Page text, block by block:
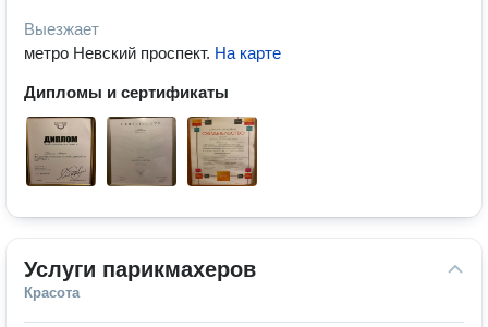
Выезжает
метро Невский проспект. На карте
Дипломы и сертификаты
Услуги парикмахеров
Красота